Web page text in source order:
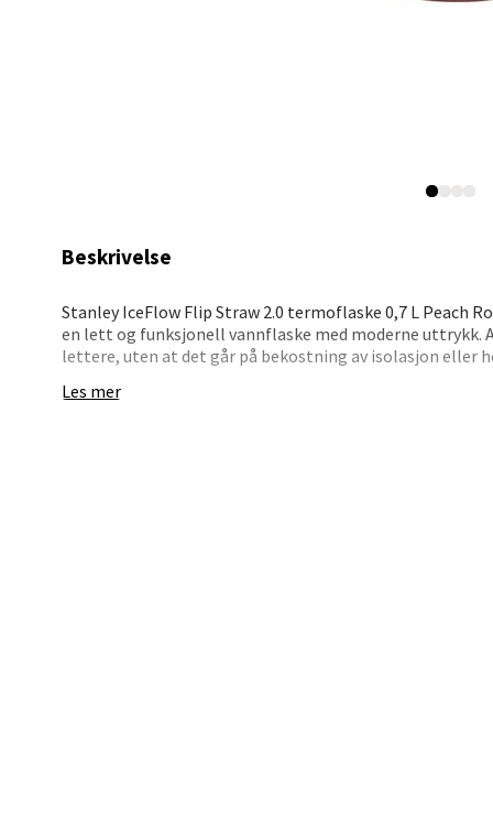
Beskrivelse
Stanley IceFlow Flip Straw 2.0 termoflaske 0,7 L Peach
en lett og funksjonell vannflaske med moderne
lettere, uten at det går på bekostning av isolasjon eller
Den dobbeltveggede vakuumisoleringen holder vannet
Les mer